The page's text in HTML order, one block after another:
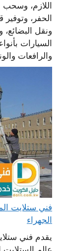
اللازم،
الحفر، وتوفير
ونقل البضائع،
السيارات
والرافعات
الجهراء
يقدم فني